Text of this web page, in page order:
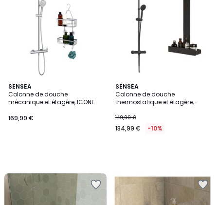
SENSEA
Colonne de douche
mécanique et étagère, ICONE
169,99 €
SENSEA
Colonne de douche
thermostatique et étagère,
149,99 €
134,99 € -10%